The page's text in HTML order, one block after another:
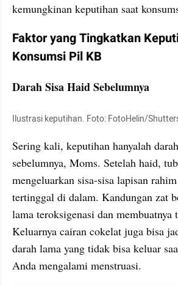
kemungkinan keputihan saat
Faktor yang Tingkatkan
Konsumsi Pil KB
Darah Sisa Haid Sebelumnya
Ilustrasi keputihan. Foto: FotoHelin/
Sering kali, keputihan hanyalah
sebelumnya, Moms. Setelah haid,
mengeluarkan sisa-sisa lapisan
tertinggal di dalam. Kandungan zat
lama teroksigenasi dan membuatnya
Keluarnya cairan cokelat juga bisa
darah lama yang tidak bisa keluar
Anda mengalami menstruasi.